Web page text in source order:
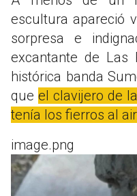
escultura apareció
sorpresa e
excantante de Las
histórica banda
que el clavijero de
tenía los fierros al
image.png